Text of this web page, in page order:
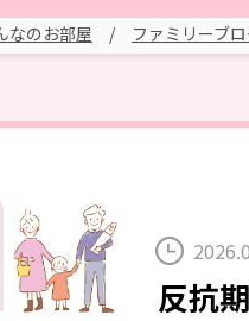
なのお部屋 ファミリーブ
反抗期